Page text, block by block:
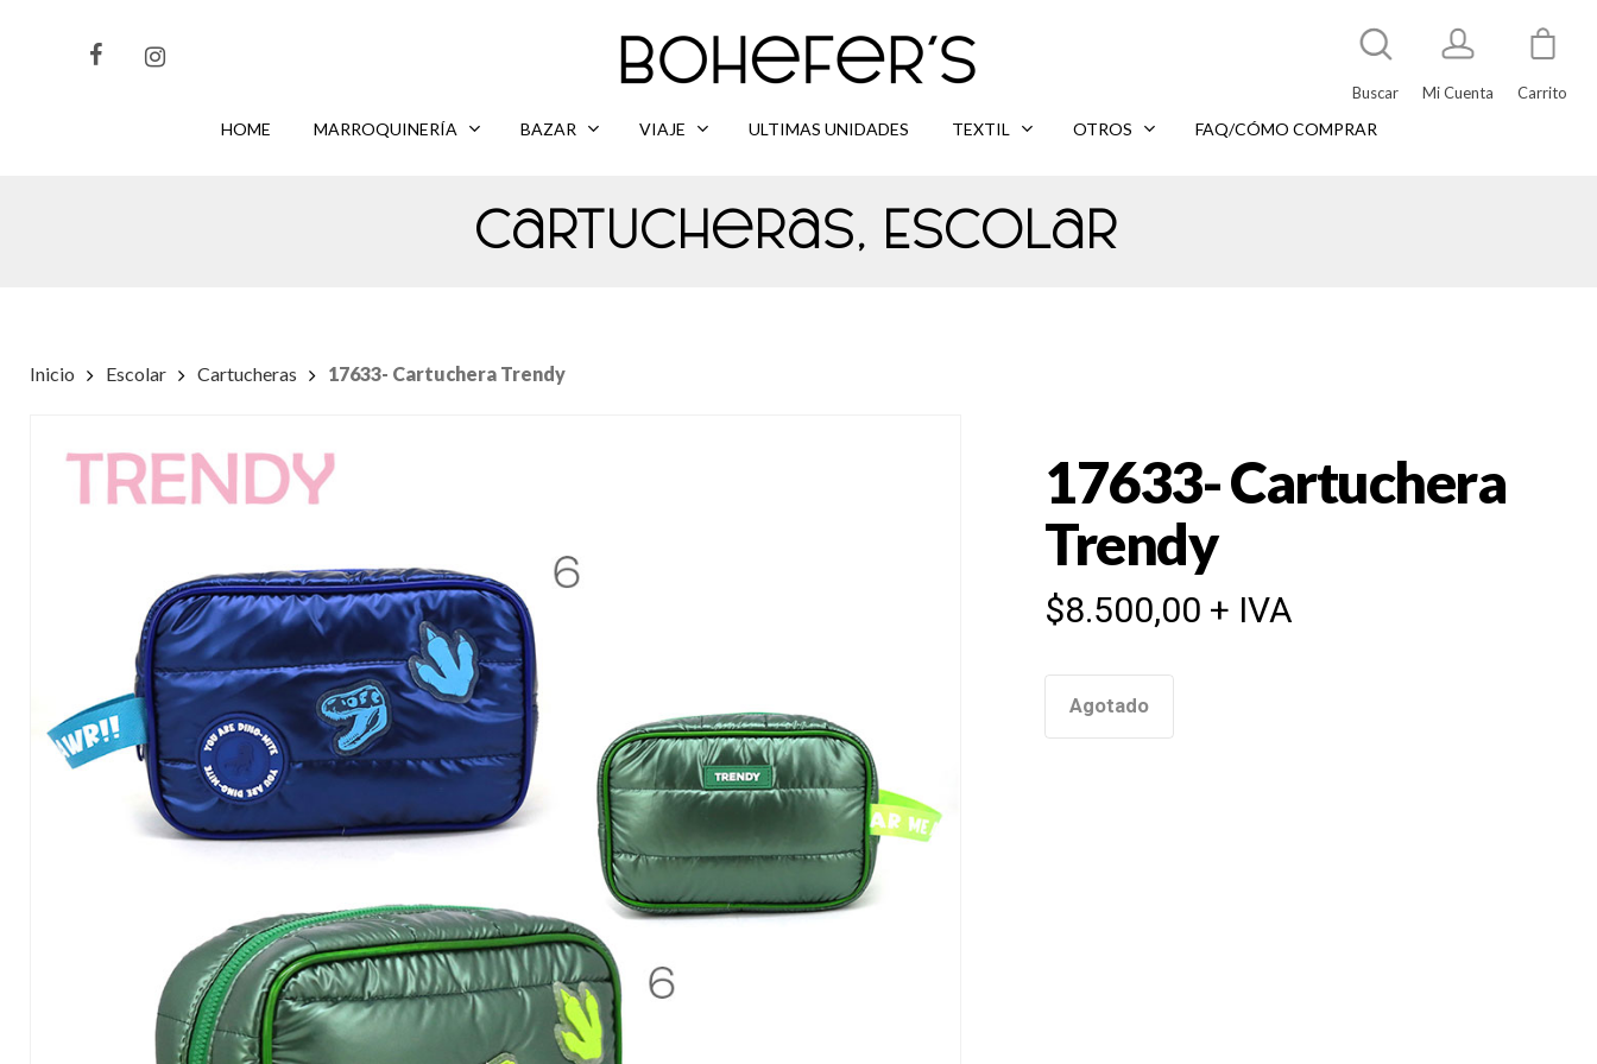
Buscar Mi Cuenta Carrito
HOME MARROQUINERÍA BAZAR VIAJE ULTIMAS UNIDADES TEXTIL OTROS FAQ/CÓMO COMPRAR
Inicio Escolar Cartucheras 17633- Cartuchera Trendy
Cartucheras, Escolar
17633- Cartuchera
Trendy
$8.500,00 + IVA
Agotado